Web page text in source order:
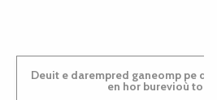
Deuit e darempred ganeomp pe deuit da welet ac'hanomp
en hor burevioù